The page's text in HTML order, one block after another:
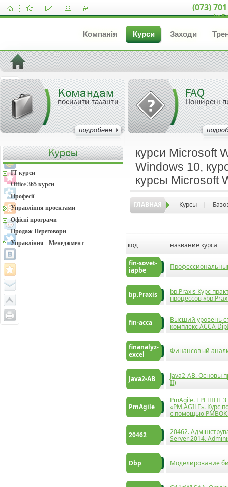
(073)
Компанія Курси Заходи
Командам
посилити таланти
FAQ
Поширені
курси Microsoft
Windows 10,
курсы Microsoft
ГЛАВНАЯ Курсы |
код название курса
fin-sovet-
iapbe
bp.Praxis bp.Praxis Курс
процессов
fin-acca Высший уровень
комплекс ACCA
finanalyz-
excel
Финансовый
Java2-AB Java2-AB. Основы
II)
PmAgile
PmAgile.
«PM.AGILE». Курс
с помощью PMBOK
20462 20462.
Server 2014.
Dbp Моделирование
IT курси
Office 365 курси
Професії
Управління проектами
Офісні програми
Продаж Переговори
Управління - Менеджмент